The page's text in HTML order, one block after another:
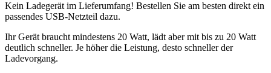
Kein Ladegerät im Lieferumfang! Bestellen Sie am besten direkt ein
passendes USB-Netzteil dazu.
Ihr Gerät braucht mindestens 20 Watt, lädt aber mit bis zu 20 Watt
deutlich schneller. Je höher die Leistung, desto schneller der
Ladevorgang.